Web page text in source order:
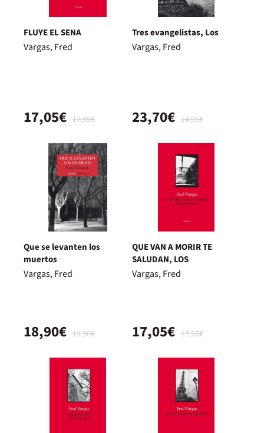
FLUYE EL SENA
Vargas, Fred
17,95€
17,05€
Tres evangelistas, Los
Vargas, Fred
24,95€
23,70€
Que se levanten los
muertos
Vargas, Fred
19,90€
18,90€
QUE VAN A MORIR TE
SALUDAN, LOS
Vargas, Fred
17,95€
17,05€